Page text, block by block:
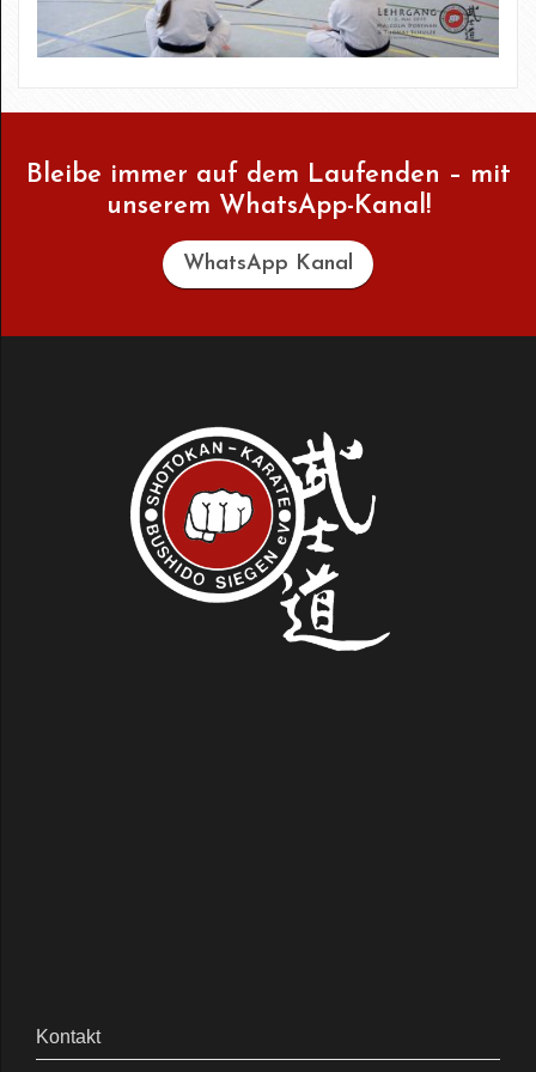
Bleibe immer auf dem Laufenden – mit
unserem WhatsApp-Kanal!
WhatsApp Kanal
Kontakt